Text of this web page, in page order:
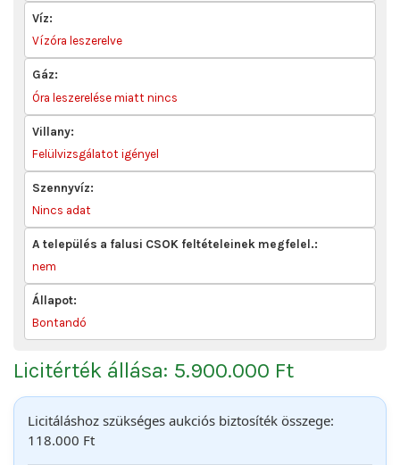
Víz:
Vízóra leszerelve
Gáz:
Óra leszerelése miatt nincs
Villany:
Felülvizsgálatot igényel
Szennyvíz:
Nincs adat
A település a falusi CSOK feltételeinek megfelel.:
nem
Állapot:
Bontandó
Licitérték állása: 5.900.000 Ft
Licitáláshoz szükséges aukciós biztosíték összege:
118.000 Ft